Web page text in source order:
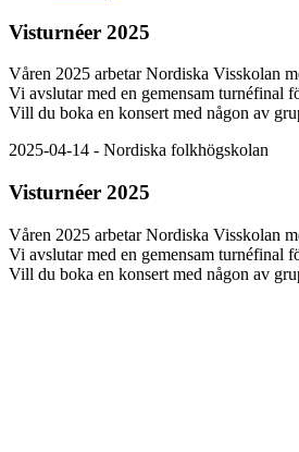
Visturnéer 2025
Våren 2025 arbetar Nordiska Visskolan
Vi avslutar med en gemensam turnéfinal
Vill du boka en konsert med någon av
2025-04-14 - Nordiska folkhögskolan
Visturnéer 2025
Våren 2025 arbetar Nordiska Visskolan
Vi avslutar med en gemensam turnéfinal
Vill du boka en konsert med någon av